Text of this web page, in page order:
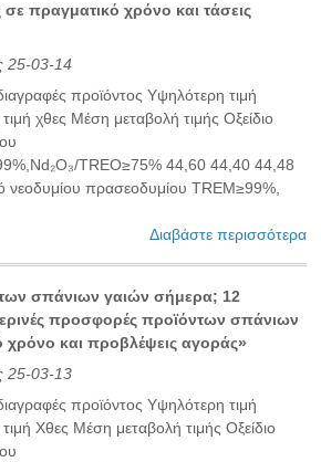
πραγματικό χρόνο και τάσεις
25-03-14
προϊόντος Υψηλότερη τιμή
χθες Μέση μεταβολή τιμής Οξείδιο
TREO≥75% 44,60 44,40 44,48
νεοδυμίου πρασεοδυμίου TREM≥99%,
Διαβάστε περισσότερα
των σπάνιων γαιών σήμερα; 12
προσφορές προϊόντων σπάνιων
χρόνο και προβλέψεις αγοράς»
25-03-13
προϊόντος Υψηλότερη τιμή
Χθες Μέση μεταβολή τιμής Οξείδιο